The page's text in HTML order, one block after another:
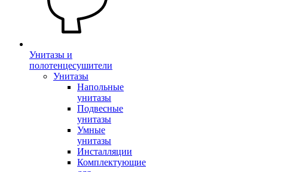
Унитазы и
полотенцесушители
Унитазы
Напольные
унитазы
Подвесные
унитазы
Умные
унитазы
Инсталляции
Комплектующие